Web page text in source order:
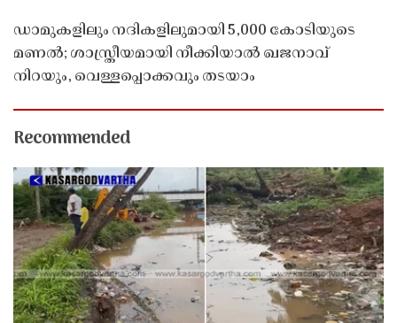
ഡാമുകളിലും നദികളിലുമായി 5,000 കോടിയുടെ
മണൽ; ശാസ്ത്രീയമായി നീക്കിയാൽ ഖജനാവ്
നിറയും, വെള്ളപ്പൊക്കവും തടയാം
Recommended